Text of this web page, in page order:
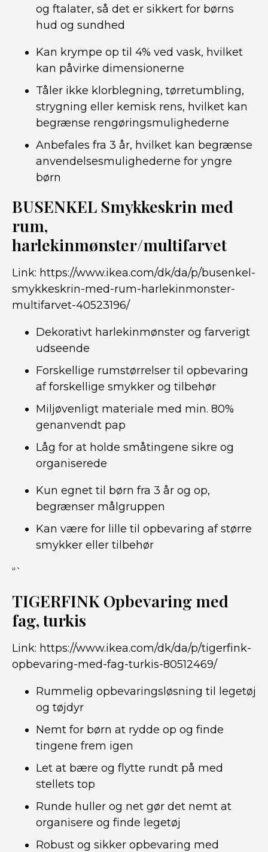
og ftalater, så det er sikkert for børns
hud og sundhed
Kan krympe op til 4% ved vask, hvilket
kan påvirke dimensionerne
Tåler ikke klorblegning, tørretumbling,
strygning eller kemisk rens, hvilket kan
begrænse rengøringsmulighederne
Anbefales fra 3 år, hvilket kan begrænse
anvendelsesmulighederne for yngre
børn
BUSENKEL Smykkeskrin med
rum,
harlekinmønster/multifarvet
Link: https://www.ikea.com/dk/da/p/busenkel-
smykkeskrin-med-rum-harlekinmonster-
multifarvet-40523196/
Dekorativt harlekinmønster og farverigt
udseende
Forskellige rumstørrelser til opbevaring
af forskellige smykker og tilbehør
Miljøvenligt materiale med min. 80%
genanvendt pap
Låg for at holde småtingene sikre og
organiserede
Kun egnet til børn fra 3 år og op,
begrænser målgruppen
Kan være for lille til opbevaring af større
smykker eller tilbehør
“`
TIGERFINK Opbevaring med
fag, turkis
Link: https://www.ikea.com/dk/da/p/tigerfink-
opbevaring-med-fag-turkis-80512469/
Rummelig opbevaringsløsning til legetøj
og tøjdyr
Nemt for børn at rydde op og finde
tingene frem igen
Let at bære og flytte rundt på med
stellets top
Runde huller og net gør det nemt at
organisere og finde legetøj
Robust og sikker opbevaring med